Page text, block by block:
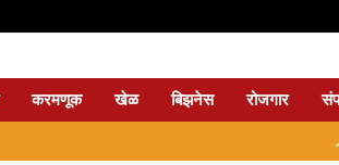
करमणूक खेळ बिझनेस रोजगार
⇝